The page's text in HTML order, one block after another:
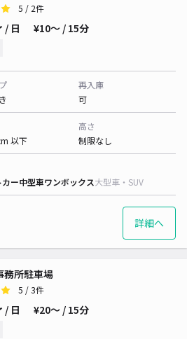
5 / 2件
/ 日 ¥10〜 / 15分
再入庫
可
以下
高さ
制限なし
ー中型車ワンボックス大型車・SUV
詳細へ
務所駐車場
5 / 3件
/ 日 ¥20〜 / 15分